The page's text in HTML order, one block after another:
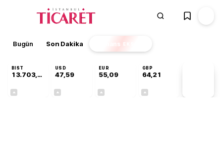
Bugün Son Dakika Finans EKSTRA
BIST
13.703,13
USD
47,59
EUR
55,09
GBP
64,21